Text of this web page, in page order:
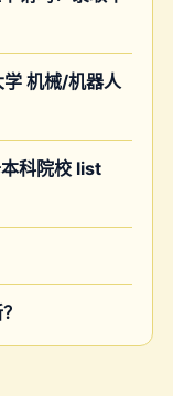
机械/机器人
科院校 list